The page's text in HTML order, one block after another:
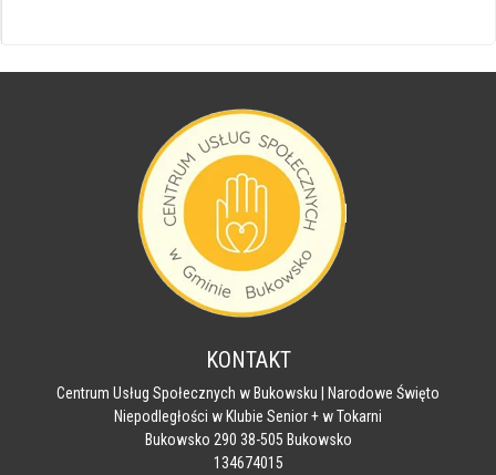
KONTAKT
Centrum Usług Społecznych w Bukowsku | Narodowe Święto
Niepodległości w Klubie Senior + w Tokarni
Bukowsko 290 38-505 Bukowsko
134674015